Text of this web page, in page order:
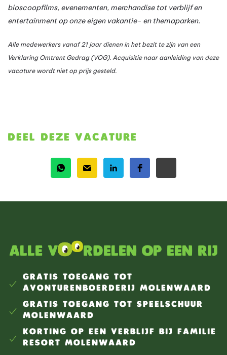
bioscoopfilms, evenementen, merchandise tot verblijf en
entertainment op onze eigen vakantie- en themaparken.
Alle medewerkers vanaf 21 jaar dienen in het bezit te zijn van een
Verklaring Omtrent Gedrag (VOG). Acquisitie naar aanleiding van deze
vacature wordt niet op prijs gesteld.
DEEL DEZE VACATURE
Alle v rdelen op een rij
GRATIS TOEGANG TOT
AVONTURENBOERDERIJ MOLENWAARD
GRATIS TOEGANG TOT SPEELSCHUUR
MOLENWAARD
KORTING OP EEN VERBLIJF BIJ FAMILIE
RESORT MOLENWAARD